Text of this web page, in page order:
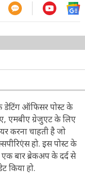
डेटिंग ऑफिसर पोस्ट के
एमबीए ग्रेजुएट के लिए
करना चाहती है जो
हो. इस पोस्ट के
बार ब्रेकअप के दर्द से
किया हो.